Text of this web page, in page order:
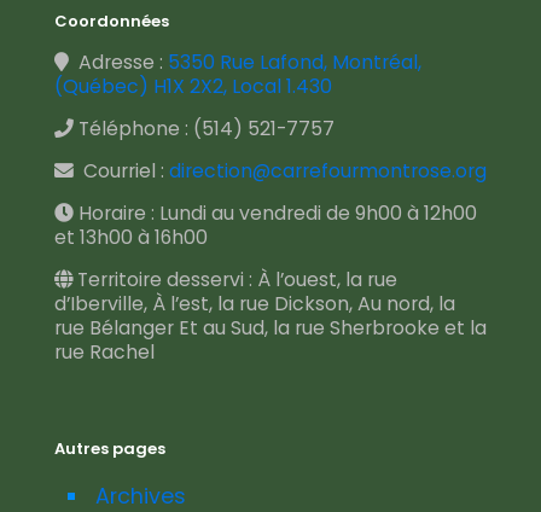
Coordonnées
Adresse : 5350 Rue Lafond, Montréal,
(Québec) H1X 2X2, Local 1.430
Téléphone : (514) 521-7757
Courriel : direction@carrefourmontrose.org
Horaire : Lundi au vendredi de 9h00 à 12h00
et 13h00 à 16h00
Territoire desservi : À l’ouest, la rue
d’Iberville, À l’est, la rue Dickson, Au nord, la
rue Bélanger Et au Sud, la rue Sherbrooke et la
rue Rachel
Autres pages
Archives